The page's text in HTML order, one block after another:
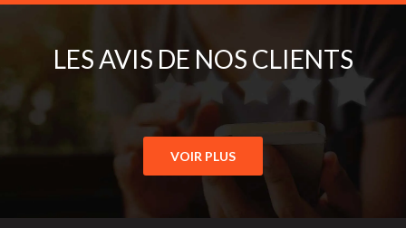
LES AVIS DE NOS CLIENTS
VOIR PLUS